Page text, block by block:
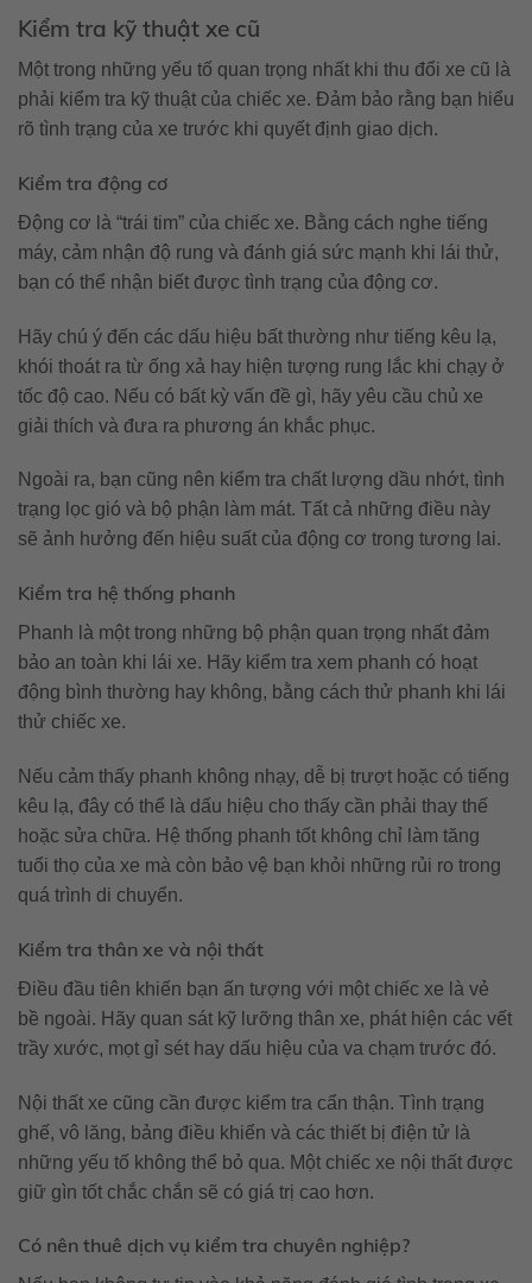
Kiểm tra kỹ thuật xe cũ
Một trong những yếu tố quan trọng nhất khi thu đổi xe cũ là
phải kiểm tra kỹ thuật của chiếc xe. Đảm bảo rằng bạn hiểu
rõ tình trạng của xe trước khi quyết định giao dịch.
Kiểm tra động cơ
Động cơ là “trái tim” của chiếc xe. Bằng cách nghe tiếng
máy, cảm nhận độ rung và đánh giá sức mạnh khi lái thử,
bạn có thể nhận biết được tình trạng của động cơ.
Hãy chú ý đến các dấu hiệu bất thường như tiếng kêu lạ,
khói thoát ra từ ống xả hay hiện tượng rung lắc khi chạy ở
tốc độ cao. Nếu có bất kỳ vấn đề gì, hãy yêu cầu chủ xe
giải thích và đưa ra phương án khắc phục.
Ngoài ra, bạn cũng nên kiểm tra chất lượng dầu nhớt, tình
trạng lọc gió và bộ phận làm mát. Tất cả những điều này
sẽ ảnh hưởng đến hiệu suất của động cơ trong tương lai.
Kiểm tra hệ thống phanh
Phanh là một trong những bộ phận quan trọng nhất đảm
bảo an toàn khi lái xe. Hãy kiểm tra xem phanh có hoạt
động bình thường hay không, bằng cách thử phanh khi lái
thử chiếc xe.
Nếu cảm thấy phanh không nhạy, dễ bị trượt hoặc có tiếng
kêu lạ, đây có thể là dấu hiệu cho thấy cần phải thay thế
hoặc sửa chữa. Hệ thống phanh tốt không chỉ làm tăng
tuổi thọ của xe mà còn bảo vệ bạn khỏi những rủi ro trong
quá trình di chuyển.
Kiểm tra thân xe và nội thất
Điều đầu tiên khiến bạn ấn tượng với một chiếc xe là vẻ
bề ngoài. Hãy quan sát kỹ lưỡng thân xe, phát hiện các vết
trầy xước, mọt gỉ sét hay dấu hiệu của va chạm trước đó.
Nội thất xe cũng cần được kiểm tra cẩn thận. Tình trạng
ghế, vô lăng, bảng điều khiển và các thiết bị điện tử là
những yếu tố không thể bỏ qua. Một chiếc xe nội thất được
giữ gìn tốt chắc chắn sẽ có giá trị cao hơn.
Có nên thuê dịch vụ kiểm tra chuyên nghiệp?